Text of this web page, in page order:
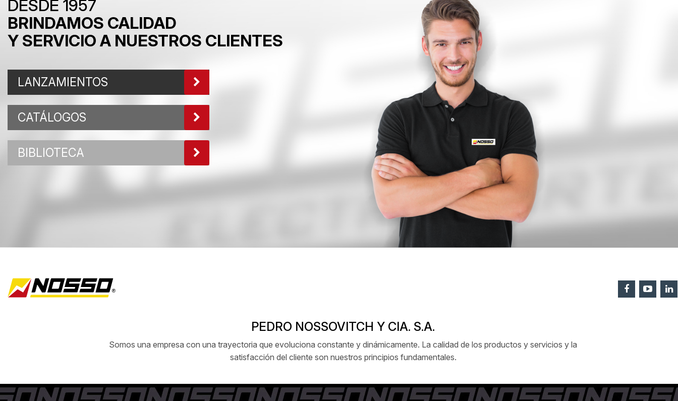
DESDE 1957
BRINDAMOS CALIDAD
Y SERVICIO A NUESTROS CLIENTES
LANZAMIENTOS
CATÁLOGOS
BIBLIOTECA
PEDRO NOSSOVITCH Y CIA. S.A.
Somos una empresa con una trayectoria que evoluciona constante y dinámicamente. La calidad de los productos y servicios y la
satisfacción del cliente son nuestros principios fundamentales.